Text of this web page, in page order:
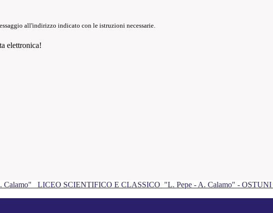
all'indirizzo indicato con le istruzioni necessarie.
elettronica!
LICEO SCIENTIFICO E CLASSICO "L. Pepe - A. Calamo" - OSTUNI